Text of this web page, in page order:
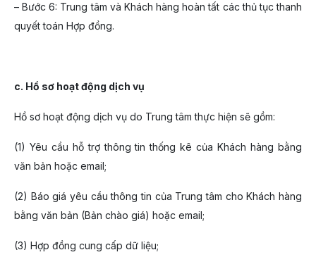
– Bước 6: Trung tâm và Khách hàng hoàn tất các thủ tục thanh
quyết toán Hợp đồng.
c. Hồ sơ hoạt động dịch vụ
Hồ sơ hoạt động dịch vụ do Trung tâm thực hiện sẽ gồm:
(1) Yêu cầu hỗ trợ thông tin thống kê của Khách hàng bằng
văn bản hoặc email;
(2) Báo giá yêu cầu thông tin của Trung tâm cho Khách hàng
bằng văn bản (Bản chào giá) hoặc email;
(3) Hợp đồng cung cấp dữ liệu;